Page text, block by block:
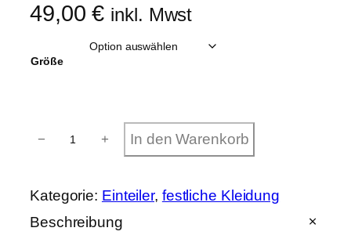
49,00€ inkl. Mwst
Größe
h
g
r
− + In den Warenkorb
Kategorie: Einteiler, festliche Kleidung
Beschreibung